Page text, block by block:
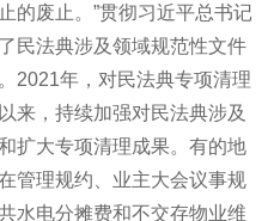
的废止。”贯彻习近平总书记
民法典涉及领域规范性文件
2021年，对民法典专项清理
来，持续加强对民法典涉及
扩大专项清理成果。有的地
管理规约、业主大会议事规
水电分摊费和不交存物业维